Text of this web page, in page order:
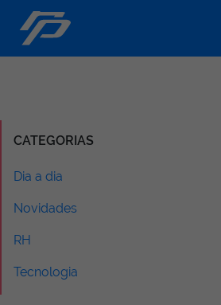
CATEGORIAS
Dia a dia
Novidades
RH
Tecnologia